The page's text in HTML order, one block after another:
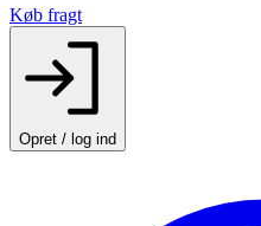
Køb fragt
Opret / log ind